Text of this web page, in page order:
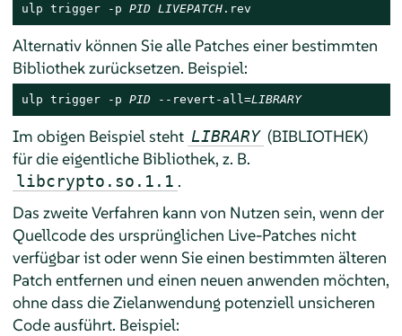
ulp trigger -p PID LIVEPATCH.rev
Alternativ können Sie alle Patches einer bestimmten
Bibliothek zurücksetzen. Beispiel:
ulp trigger -p PID --revert-all=LIBRARY
Im obigen Beispiel steht LIBRARY (BIBLIOTHEK)
für die eigentliche Bibliothek, z. B.
libcrypto.so.1.1 .
Das zweite Verfahren kann von Nutzen sein, wenn der
Quellcode des ursprünglichen Live-Patches nicht
verfügbar ist oder wenn Sie einen bestimmten älteren
Patch entfernen und einen neuen anwenden möchten,
ohne dass die Zielanwendung potenziell unsicheren
Code ausführt. Beispiel: